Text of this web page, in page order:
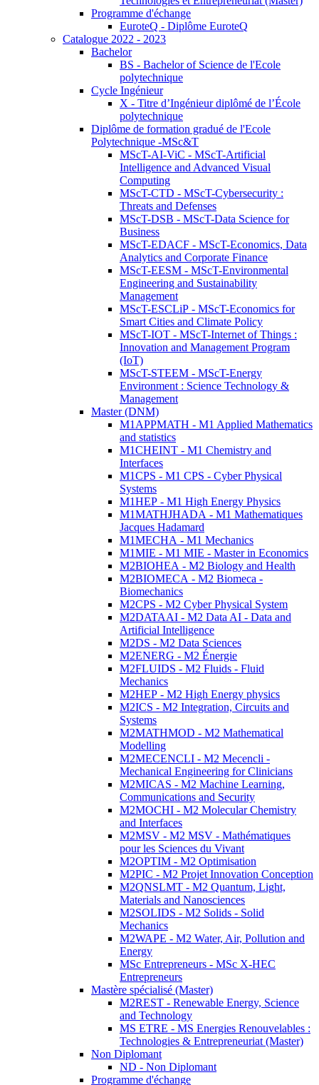
Programme d'échange
EuroteQ - Diplôme EuroteQ
Catalogue 2022 - 2023
Bachelor
BS - Bachelor of Science de l'Ecole
polytechnique
Cycle Ingénieur
X - Titre d’Ingénieur diplômé de l’École
polytechnique
Diplôme de formation gradué de l'Ecole
Polytechnique -MSc&T
MScT-AI-ViC - MScT-Artificial
Intelligence and Advanced Visual
Computing
MScT-CTD - MScT-Cybersecurity :
Threats and Defenses
MScT-DSB - MScT-Data Science for
Business
MScT-EDACF - MScT-Economics, Data
Analytics and Corporate Finance
MScT-EESM - MScT-Environmental
Engineering and Sustainability
Management
MScT-ESCLiP - MScT-Economics for
Smart Cities and Climate Policy
MScT-IOT - MScT-Internet of Things :
Innovation and Management Program
(IoT)
MScT-STEEM - MScT-Energy
Environment : Science Technology &
Management
Master (DNM)
M1APPMATH - M1 Applied Mathematics
and statistics
M1CHEINT - M1 Chemistry and
Interfaces
M1CPS - M1 CPS - Cyber Physical
Systems
M1HEP - M1 High Energy Physics
M1MATHJHADA - M1 Mathematiques
Jacques Hadamard
M1MECHA - M1 Mechanics
M1MIE - M1 MIE - Master in Economics
M2BIOHEA - M2 Biology and Health
M2BIOMECA - M2 Biomeca -
Biomechanics
M2CPS - M2 Cyber Physical System
M2DATAAI - M2 Data AI - Data and
Artificial Intelligence
M2DS - M2 Data Sciences
M2ENERG - M2 Énergie
M2FLUIDS - M2 Fluids - Fluid
Mechanics
M2HEP - M2 High Energy physics
M2ICS - M2 Integration, Circuits and
Systems
M2MATHMOD - M2 Mathematical
Modelling
M2MECENCLI - M2 Mecencli -
Mechanical Engineering for Clinicians
M2MICAS - M2 Machine Learning,
Communications and Security
M2MOCHI - M2 Molecular Chemistry
and Interfaces
M2MSV - M2 MSV - Mathématiques
pour les Sciences du Vivant
M2OPTIM - M2 Optimisation
M2PIC - M2 Projet Innovation Conception
M2QNSLMT - M2 Quantum, Light,
Materials and Nanosciences
M2SOLIDS - M2 Solids - Solid
Mechanics
M2WAPE - M2 Water, Air, Pollution and
Energy
MSc Entrepreneurs - MSc X-HEC
Entrepreneurs
Mastère spécialisé (Master)
M2REST - Renewable Energy, Science
and Technology
MS ETRE - MS Energies Renouvelables :
Technologies & Entrepreneuriat (Master)
Non Diplomant
ND - Non Diplomant
Programme d'échange